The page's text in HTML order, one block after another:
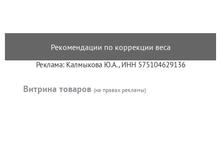
Рекомендации по коррекции веса
Реклама: Калмыкова Ю.А., ИНН 575104629136
Витрина товаров (на правах рекламы)